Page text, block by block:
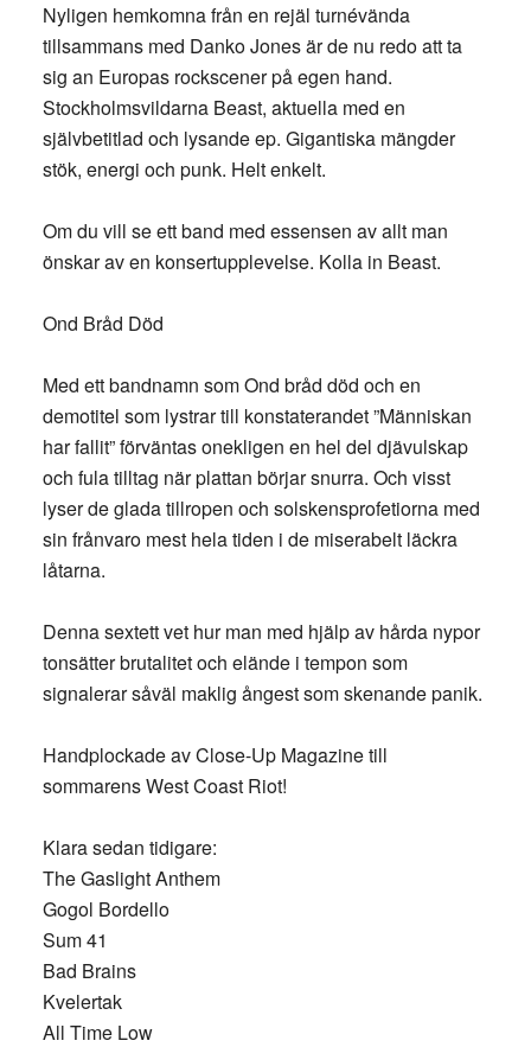
Nyligen hemkomna från en rejäl turnévända
tillsammans med Danko Jones är de nu redo att ta
sig an Europas rockscener på egen hand.
Stockholmsvildarna Beast, aktuella med en
självbetitlad och lysande ep. Gigantiska mängder
stök, energi och punk. Helt enkelt.
Om du vill se ett band med essensen av allt man
önskar av en konsertupplevelse. Kolla in Beast.
Ond Bråd Död
Med ett bandnamn som Ond bråd död och en
demotitel som lystrar till konstaterandet ”Människan
har fallit” förväntas onekligen en hel del djävulskap
och fula tilltag när plattan börjar snurra. Och visst
lyser de glada tillropen och solskensprofetiorna med
sin frånvaro mest hela tiden i de miserabelt läckra
låtarna.
Denna sextett vet hur man med hjälp av hårda nypor
tonsätter brutalitet och elände i tempon som
signalerar såväl maklig ångest som skenande panik.
Handplockade av Close-Up Magazine till
sommarens West Coast Riot!
Klara sedan tidigare:
The Gaslight Anthem
Gogol Bordello
Sum 41
Bad Brains
Kvelertak
All Time Low